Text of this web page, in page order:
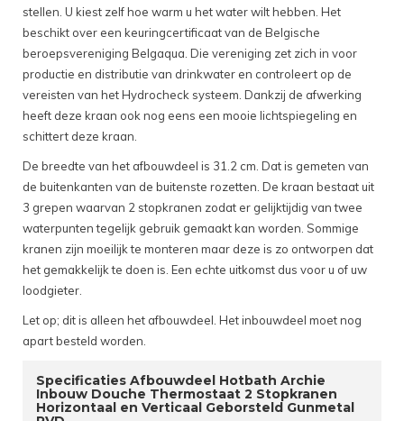
stellen. U kiest zelf hoe warm u het water wilt hebben. Het
beschikt over een keuringcertificaat van de Belgische
beroepsvereniging Belgaqua. Die vereniging zet zich in voor
productie en distributie van drinkwater en controleert op de
vereisten van het Hydrocheck systeem. Dankzij de afwerking
heeft deze kraan ook nog eens een mooie lichtspiegeling en
schittert deze kraan.
De breedte van het afbouwdeel is 31.2 cm. Dat is gemeten van
de buitenkanten van de buitenste rozetten. De kraan bestaat uit
3 grepen waarvan 2 stopkranen zodat er gelijktijdig van twee
waterpunten tegelijk gebruik gemaakt kan worden. Sommige
kranen zijn moeilijk te monteren maar deze is zo ontworpen dat
het gemakkelijk te doen is. Een echte uitkomst dus voor u of uw
loodgieter.
Let op; dit is alleen het afbouwdeel. Het inbouwdeel moet nog
apart besteld worden.
Specificaties Afbouwdeel Hotbath Archie
Inbouw Douche Thermostaat 2 Stopkranen
Horizontaal en Verticaal Geborsteld Gunmetal